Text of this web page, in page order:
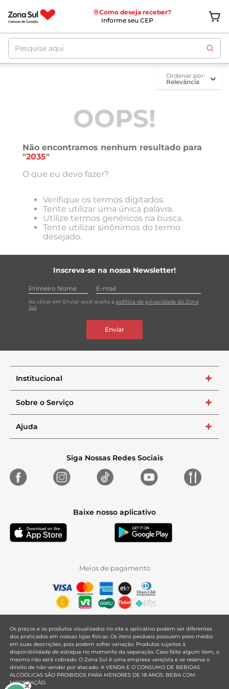
Como deseja receber?
Informe seu CEP
Pesquise aqui
ordenar por
Relevância
OOPS!
Não encontramos nenhum resultado para
"2035"
O que eu devo fazer?
Verifique os termos digitados.
Tente utilizar uma única palavra.
Utilize termos genéricos na busca.
Tente utilizar sinônimos do termo
desejado.
Inscreva-se na nossa Newsletter!
Ao clicar em Enviar você aceita a política de privacidade do Zona
Sul
Enviar
Institucional +
Sobre o Serviço +
Ajuda +
Siga Nossas Redes Sociais
Baixe nosso aplicativo
Meios de pagamento
Os preços e os produtos visualizados no site e aplicativo podem ser diferentes
dos praticados em nossas lojas físicas. Os itens pesáveis possuem peso médio
em suas descrições, pois podem sofrer variação. Produtos sujeitos à
disponibilidade de estoque no momento da separação. Caso falte algum item, o
mesmo não será cobrado. O Zona Sul é uma empresa varejista e se reserva o
direito de não vender por atacado. A VENDA E O CONSUMO DE BEBIDAS
ALCOÓLICAS SÃO PROIBIDOS PARA MENORES DE 18 ANOS. BEBA COM
MODERAÇÃO.